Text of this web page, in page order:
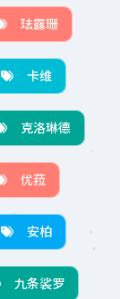
珐露珊
卡维
克洛琳德
优菈
安柏
九条裟罗